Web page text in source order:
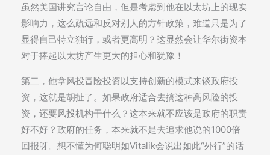
虽然美国讲究言论自由，但是考虑到他在以太坊上的现实
影响力，这么疏远和反对别人的方针政策，难道只是为了
显得自己特立独行，或者更高明？这显然会让华尔街资本
对于捧起以太坊产生更大的担心和犹豫！
第二，他拿风投冒险投资以支持创新的模式来谈政府投
资，这就是胡扯了。如果政府适合去搞这种高风险的投
资，还要风投机构干什么？这本来就不应该是政府的职责
好不好？政府的任务，本来就不是去追求他说的1000倍
回报呀。想不懂为何聪明如Vitalik会说出如此“外行”的话